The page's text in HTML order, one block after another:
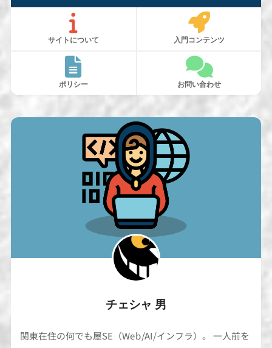
サイトについて 入門コンテンツ
ポリシー お問い合わせ
チェシャ 男
関東在住の何でも屋SE（Web/AI/インフラ）。 一人前を